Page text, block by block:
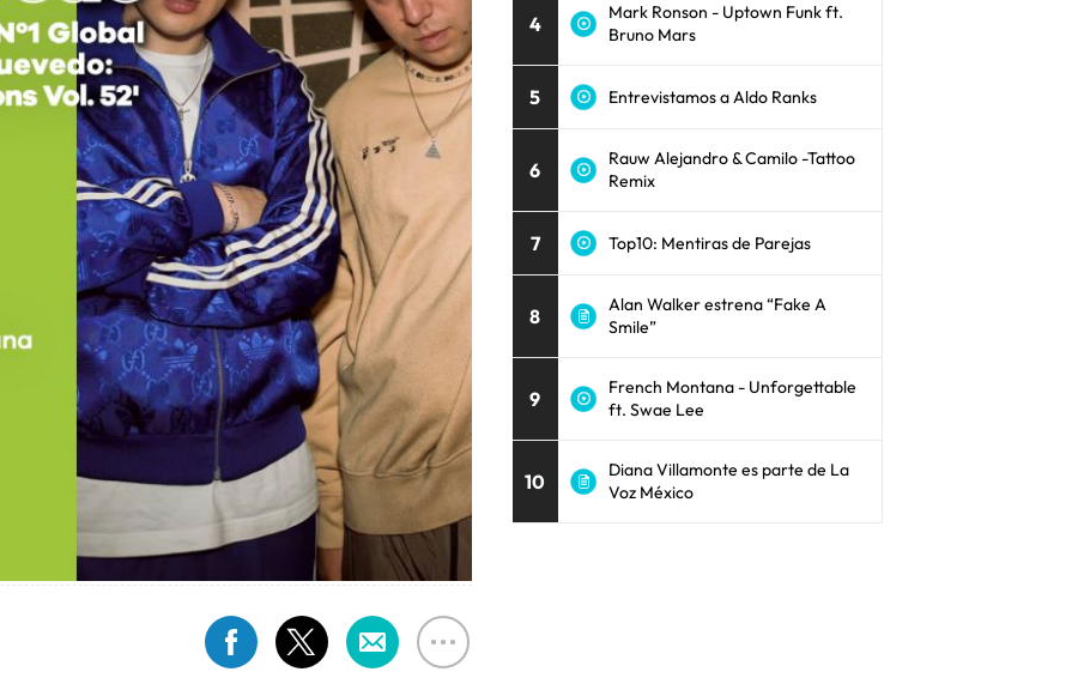
4
Mark Ronson - Uptown Funk ft.
Bruno Mars
5 Entrevistamos a Aldo Ranks
6
Rauw Alejandro & Camilo -Tattoo
Remix
7 Top10: Mentiras de Parejas
8
Alan Walker estrena “Fake A
Smile”
9
French Montana - Unforgettable
ft. Swae Lee
10
Diana Villamonte es parte de La
Voz México